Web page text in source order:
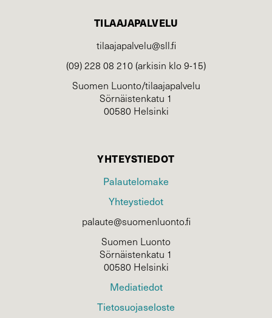
TILAAJAPALVELU
tilaajapalvelu@sll.fi
(09) 228 08 210 (arkisin klo 9-15)
Suomen Luonto/tilaajapalvelu
Sörnäistenkatu 1
00580 Helsinki
YHTEYSTIEDOT
Palautelomake
Yhteystiedot
palaute@suomenluonto.fi
Suomen Luonto
Sörnäistenkatu 1
00580 Helsinki
Mediatiedot
Tietosuojaseloste